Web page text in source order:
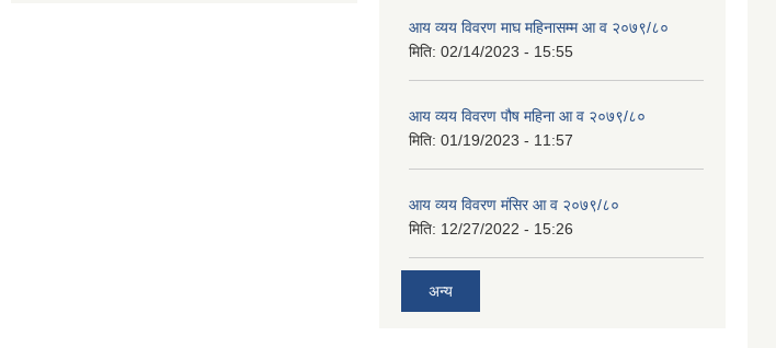
आय व्यय विवरण माघ महिनासम्म आ व २०७९/८०
मिति: 02/14/2023 - 15:55
आय व्यय विवरण पौष महिना आ व २०७९/८०
मिति: 01/19/2023 - 11:57
आय व्यय विवरण मंसिर आ व २०७९/८०
मिति: 12/27/2022 - 15:26
अन्य